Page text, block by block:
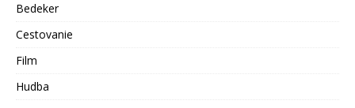
Bedeker
Cestovanie
Film
Hudba